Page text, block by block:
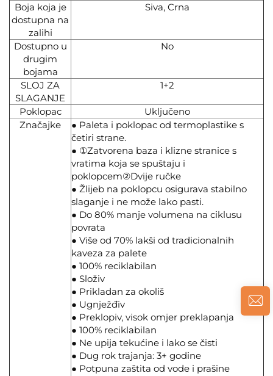
Boja koja je
dostupna na
zalihi
Siva, Crna
Dostupno u
drugim
bojama
No
SLOJ ZA
SLAGANJE
1+2
Poklopac
Uključeno
Značajke
● Paleta i poklopac od termoplastike s
četiri strane.
● ①Zatvorena baza i klizne stranice s
vratima koja se spuštaju i
poklopcem②Dvije ručke
● Žlijeb na poklopcu osigurava stabilno
slaganje i ne može lako pasti.
● Do 80% manje volumena na ciklusu
povrata
● Više od 70% lakši od tradicionalnih
kaveza za palete
● 100% reciklabilan
● Složiv
● Prikladan za okoliš
● Ugnježđiv
● Preklopiv, visok omjer preklapanja
● 100% reciklabilan
● Ne upija tekućine i lako se čisti
● Dug rok trajanja: 3+ godine
● Potpuna zaštita od vode i prašine